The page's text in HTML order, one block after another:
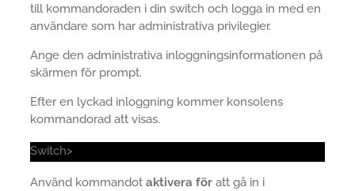
till kommandoraden i din switch och logga in med en
användare som har administrativa privilegier.
Ange den administrativa inloggningsinformationen på
skärmen för prompt.
Efter en lyckad inloggning kommer konsolens
kommandorad att visas.
Switch>
Använd kommandot aktivera för att gå in i